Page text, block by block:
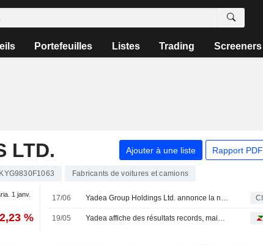
Portefeuilles Listes Trading Screeners
LTD. Ajouter à une liste Rapport PDF
KYG9830F1063 Fabricants de voitures et camions
1 janv.
%
17/06 Yadea Group Holdings Ltd. annonce la nomination de He Ping en tant qu’administrateur indépendant non exécutif et membre des comités d’audit, de rémunération et de nomination, avec effet au 18 juin 2026 CI
19/05 Yadea affiche des résultats records, mais le titre marque le pas